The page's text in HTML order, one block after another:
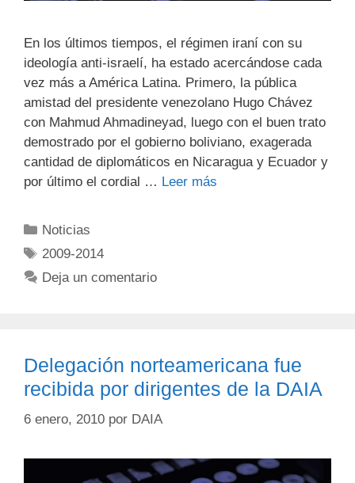
En los últimos tiempos, el régimen iraní con su
ideología anti-israelí, ha estado acercándose cada
vez más a América Latina. Primero, la pública
amistad del presidente venezolano Hugo Chávez
con Mahmud Ahmadineyad, luego con el buen trato
demostrado por el gobierno boliviano, exagerada
cantidad de diplomáticos en Nicaragua y Ecuador y
por último el cordial … Leer más
Noticias
2009-2014
Deja un comentario
Delegación norteamericana fue
recibida por dirigentes de la DAIA
6 enero, 2010 por DAIA